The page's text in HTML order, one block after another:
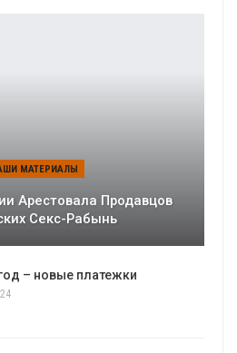
МАТЕРИАЛЫ
Арестовала Продавцов
Секс-Рабынь
– новые платежки